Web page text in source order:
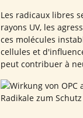
Les radicaux libres
rayons UV, les
ces molécules
cellules et
peut contribuer à